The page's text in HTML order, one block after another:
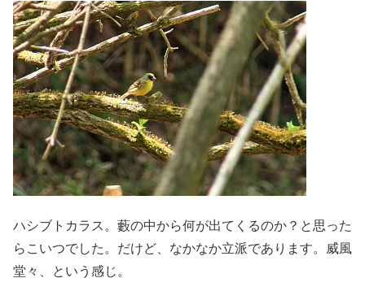
ハシブトカラス。藪の中から何が出てくるのか？と思った
らこいつでした。だけど、なかなか立派であります。威風
堂々、という感じ。